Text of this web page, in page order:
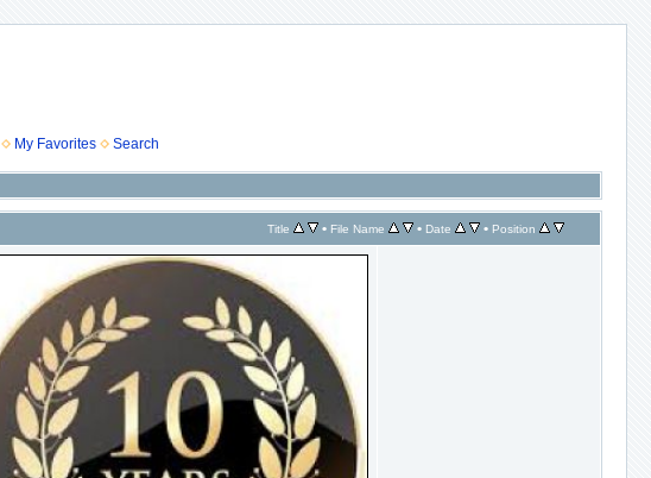
My Favorites Search
Title • File Name • Date • Position